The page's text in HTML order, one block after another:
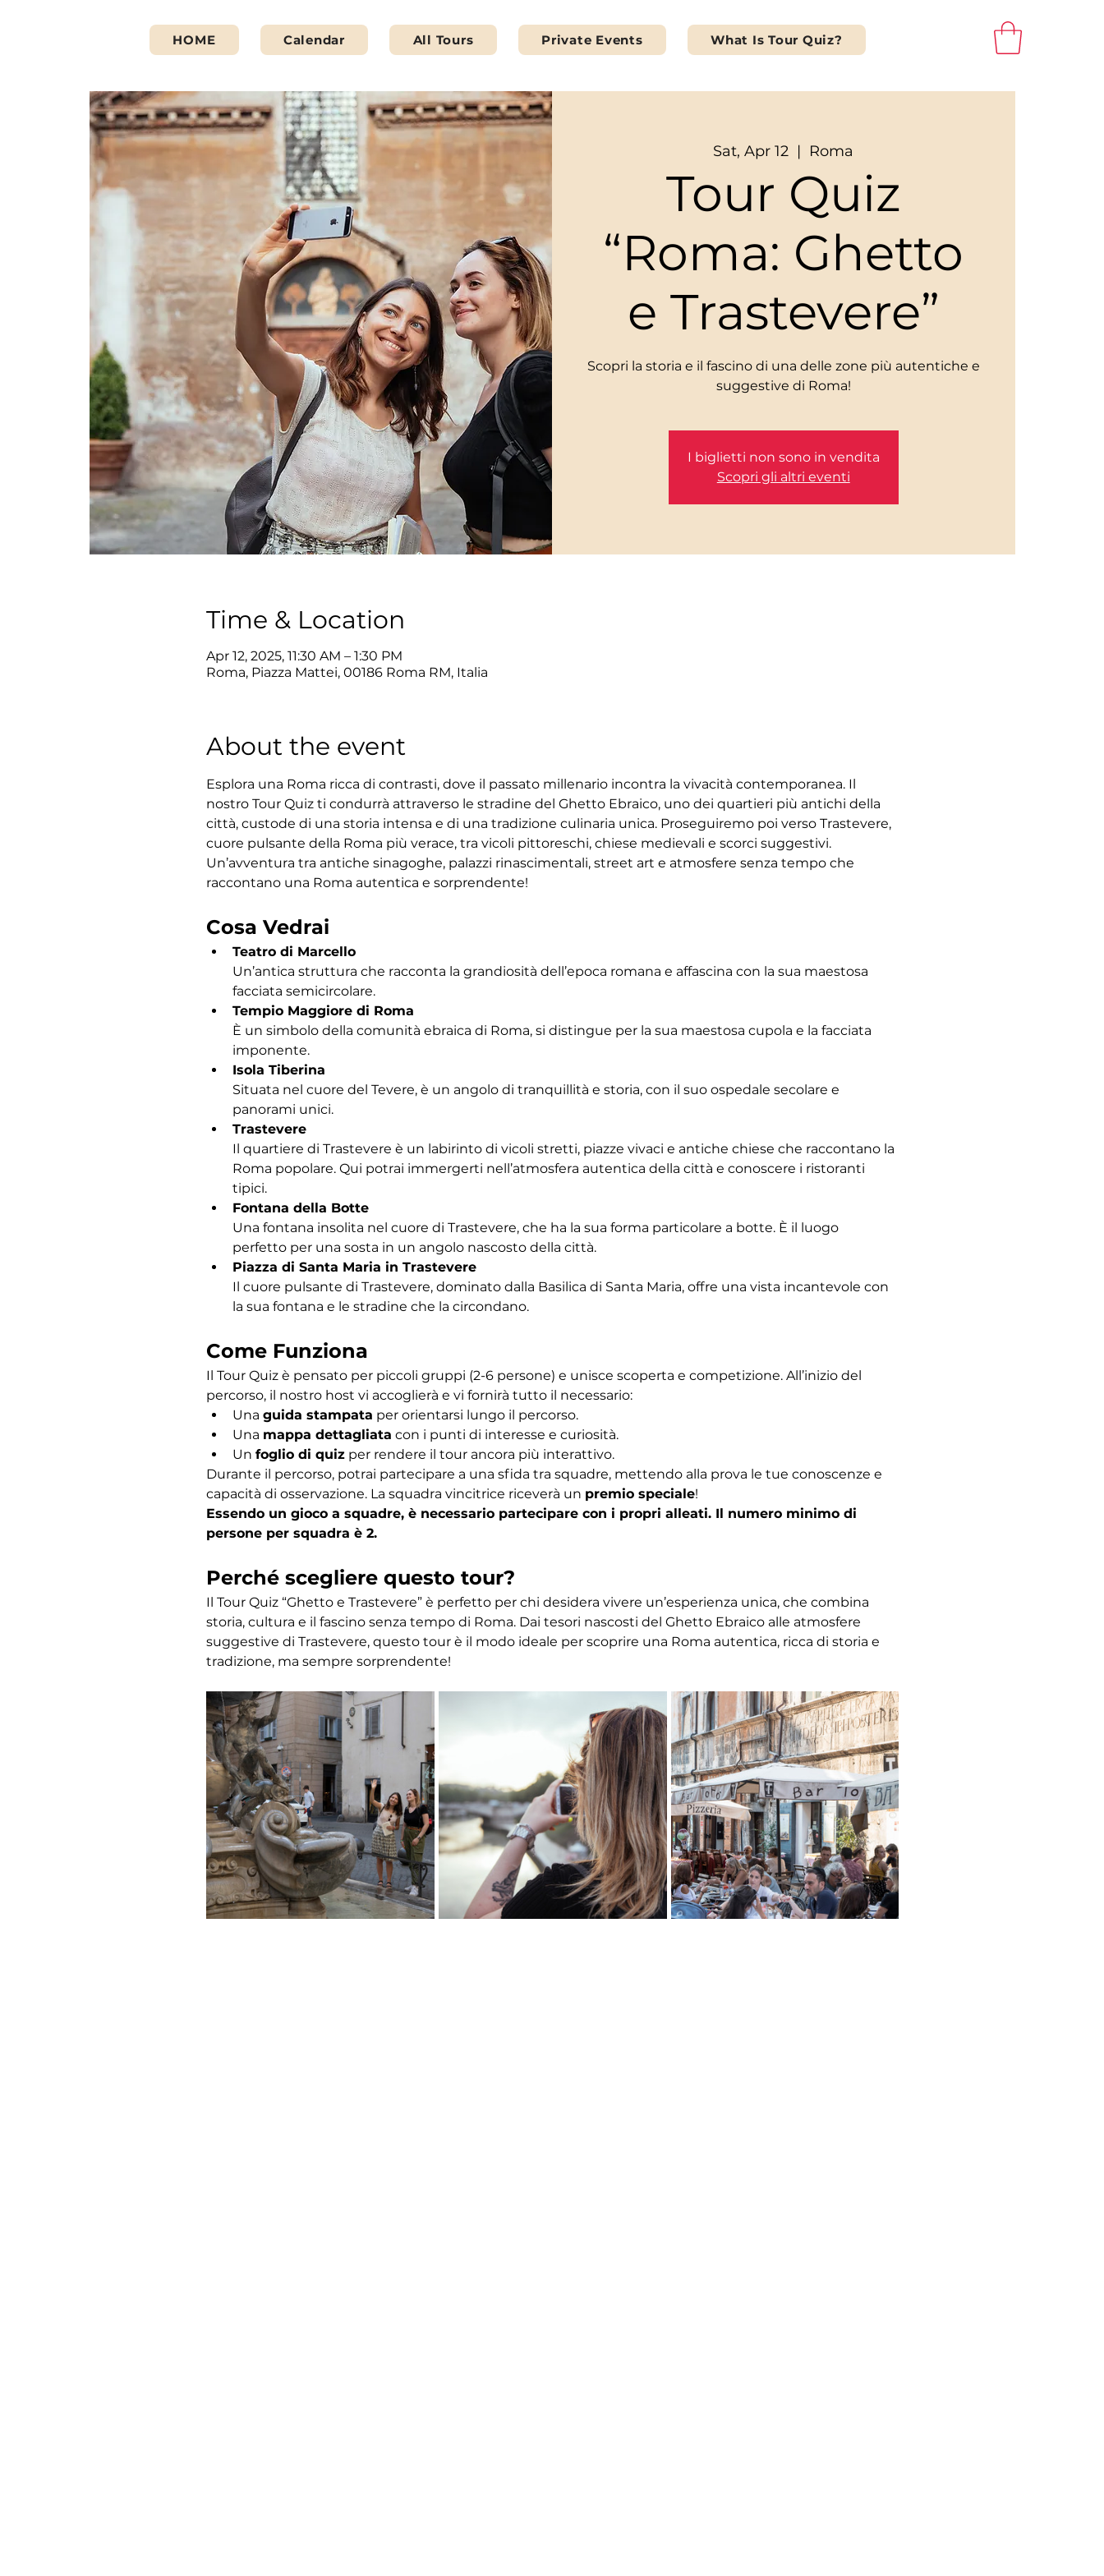
HOME Calendar All Tours Private Events What Is Tour Quiz?
Sat, Apr 12
  |
Roma
Tour Quiz
“Roma: Ghetto
e Trastevere”
Scopri la storia e il fascino di una delle zone più autentiche e
I biglietti non sono in vendita
Scopri gli altri eventi
Time & Location
Apr 12, 2025, 11:30 AM – 1:30 PM
Roma, Piazza Mattei, 00186 Roma RM, Italia
About the event
Esplora una Roma ricca di contrasti, dove il passato millenario incontra la vivacità contemporanea. Il
nostro Tour Quiz ti condurrà attraverso le stradine del Ghetto Ebraico, uno dei quartieri più antichi della
città, custode di una storia intensa e di una tradizione culinaria unica. Proseguiremo poi verso Trastevere,
cuore pulsante della Roma più verace, tra vicoli pittoreschi, chiese medievali e scorci suggestivi.
Un’avventura tra antiche sinagoghe, palazzi rinascimentali, street art e atmosfere senza tempo che
raccontano una Roma autentica e sorprendente!
Cosa Vedrai
Teatro di Marcello
Un’antica struttura che racconta la grandiosità dell’epoca romana e affascina con la sua maestosa
facciata semicircolare.
Tempio Maggiore di Roma
È un simbolo della comunità ebraica di Roma, si distingue per la sua maestosa cupola e la facciata
imponente.
Isola Tiberina
Situata nel cuore del Tevere, è un angolo di tranquillità e storia, con il suo ospedale secolare e
panorami unici.
Trastevere
Il quartiere di Trastevere è un labirinto di vicoli stretti, piazze vivaci e antiche chiese che raccontano la
Roma popolare. Qui potrai immergerti nell’atmosfera autentica della città e conoscere i ristoranti
tipici.
Fontana della Botte
Una fontana insolita nel cuore di Trastevere, che ha la sua forma particolare a botte. È il luogo
perfetto per una sosta in un angolo nascosto della città.
Piazza di Santa Maria in Trastevere
Il cuore pulsante di Trastevere, dominato dalla Basilica di Santa Maria, offre una vista incantevole con
la sua fontana e le stradine che la circondano.
Come Funziona
Il Tour Quiz è pensato per piccoli gruppi (2-6 persone) e unisce scoperta e competizione. All’inizio del
percorso, il nostro host vi accoglierà e vi fornirà tutto il necessario:
Una guida stampata per orientarsi lungo il percorso.
Una mappa dettagliata con i punti di interesse e curiosità.
Un foglio di quiz per rendere il tour ancora più interattivo.
Durante il percorso, potrai partecipare a una sfida tra squadre, mettendo alla prova le tue conoscenze e
capacità di osservazione. La squadra vincitrice riceverà un premio speciale!
Essendo un gioco a squadre, è necessario partecipare con i propri alleati. Il numero minimo di
persone per squadra è 2.
Perché scegliere questo tour?
Il Tour Quiz “Ghetto e Trastevere” è perfetto per chi desidera vivere un’esperienza unica, che combina
storia, cultura e il fascino senza tempo di Roma. Dai tesori nascosti del Ghetto Ebraico alle atmosfere
suggestive di Trastevere, questo tour è il modo ideale per scoprire una Roma autentica, ricca di storia e
tradizione, ma sempre sorprendente!